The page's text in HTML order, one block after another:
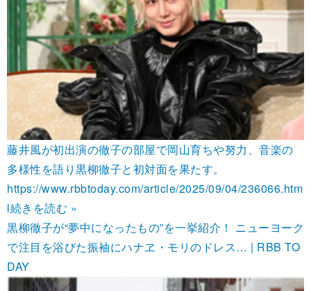
藤井風が初出演の徹子の部屋で岡山育ちや努力、音楽の
多様性を語り黒柳徹子と初対面を果たす。
https://www.rbbtoday.com/article/2025/09/04/236066.htm
l続きを読む »
黒柳徹子が“夢中になったもの”を一挙紹介！ ニューヨーク
で注目を浴びた振袖にハナヱ・モリのドレス… | RBB TO
DAY